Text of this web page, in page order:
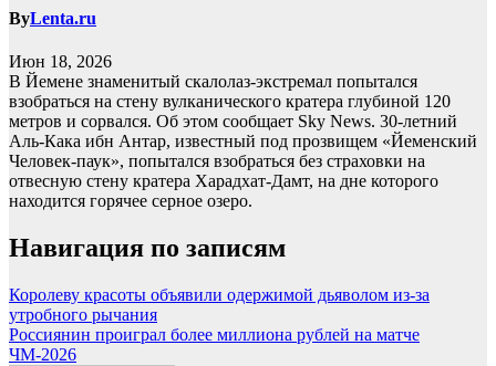
ByLenta.ru
Июн 18, 2026
В Йемене знаменитый скалолаз-экстремал попытался
взобраться на стену вулканического кратера глубиной 120
метров и сорвался. Об этом сообщает Sky News. 30-летний
Аль-Кака ибн Антар, известный под прозвищем «Йеменский
Человек-паук», попытался взобраться без страховки на
отвесную стену кратера Харадхат-Дамт, на дне которого
находится горячее серное озеро.
Навигация по записям
Королеву красоты объявили одержимой дьяволом из-за
утробного рычания
Россиянин проиграл более миллиона рублей на матче
ЧМ-2026